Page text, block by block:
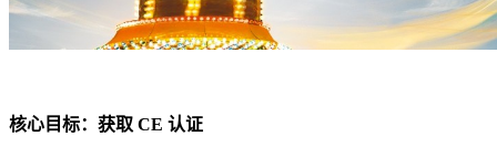
核心目标：获取 CE 认证